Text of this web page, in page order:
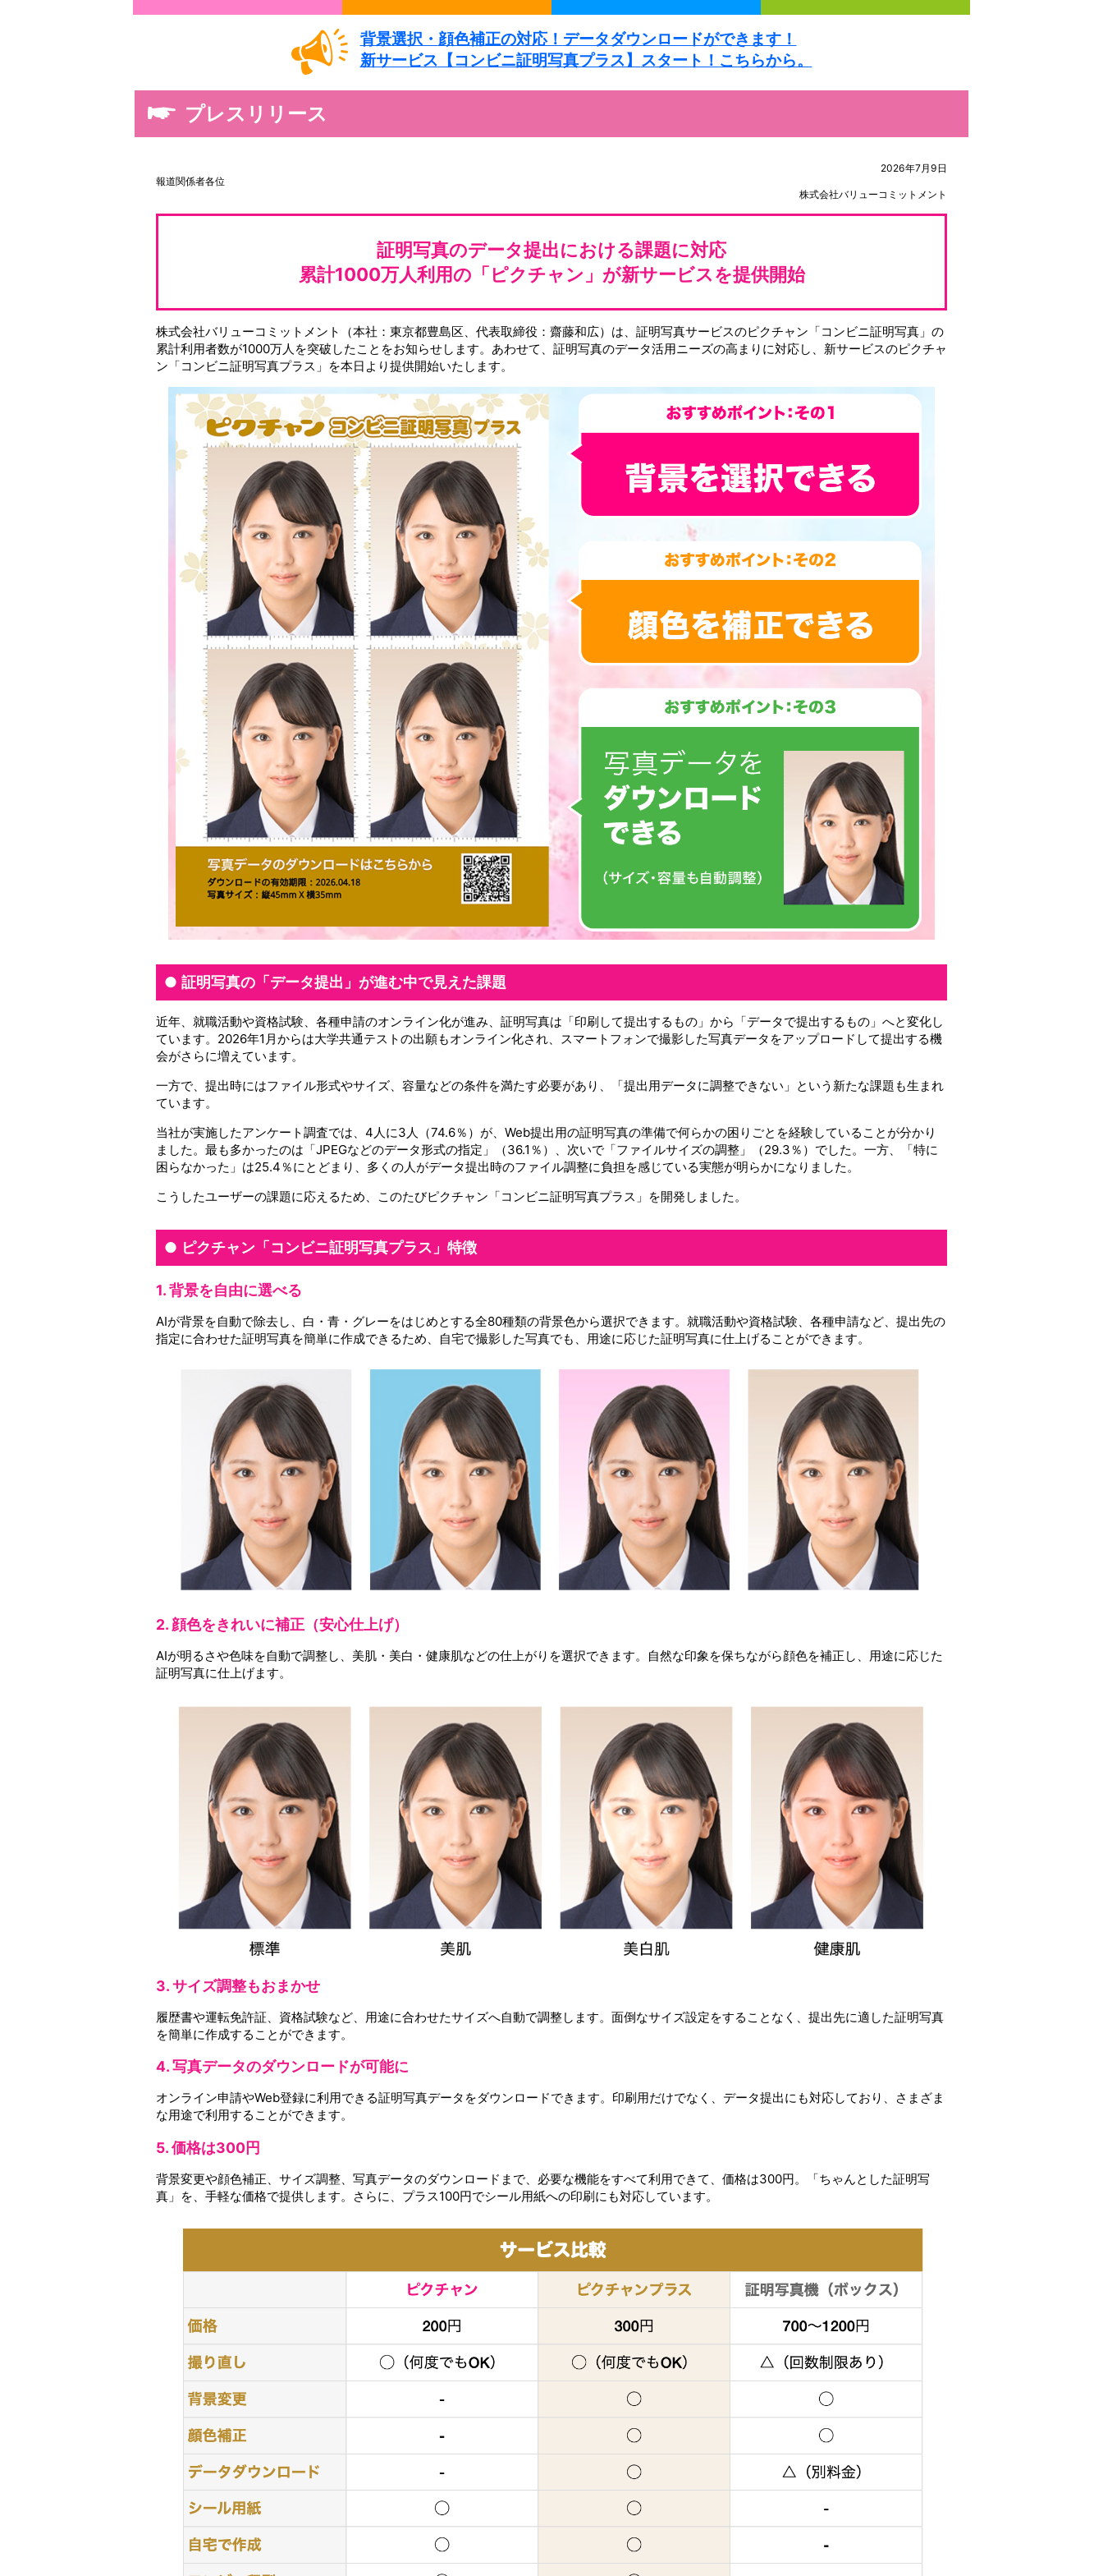
背景選択・ 顔色補正の対応！ データダウンロードができます！
新サービス 【コンビニ証明写真プラス】 スタート！ こちらから。
プレスリリース
2026年7月9日
報道関係者各位
株式会社バリューコミットメント
証明写真のデータ提出における課題に対応
累計1000万人利用の 「ピクチャン」が新サービスを提供開始
株式会社バリューコミットメント（本社：東京都豊島区、代表取締役：齋藤和広）は、証明写真サービスのピクチャン「コンビニ証明写真」の
累計利用者数が1000万人を突破したことをお知らせします。あわせて、証明写真のデータ活用ニーズの高まりに対応し、新サービスのピクチャ
ン「コンビニ証明写真プラス」を本日より提供開始いたします。
証明写真の「データ提出」が進む中で見えた課題
近年、就職活動や資格試験、各種申請のオンライン化が進み、証明写真は「印刷して提出するもの」から「データで提出するもの」へと変化し
ています。2026年1月からは大学共通テストの出願もオンライン化され、スマートフォンで撮影した写真データをアップロードして提出する機
会がさらに増えています。
一方で、提出時にはファイル形式やサイズ、容量などの条件を満たす必要があり、「提出用データに調整できない」という新たな課題も生まれ
ています。
当社が実施したアンケート調査では、4人に3人（74.6％）が、Web提出用の証明写真の準備で何らかの困りごとを経験していることが分かり
ました。最も多かったのは「JPEGなどのデータ形式の指定」（36.1％）、次いで「ファイルサイズの調整」（29.3％）でした。一方、「特に
困らなかった」は25.4％にとどまり、多くの人がデータ提出時のファイル調整に負担を感じている実態が明らかになりました。
こうしたユーザーの課題に応えるため、このたびピクチャン「コンビニ証明写真プラス」を開発しました。
ピクチャン「コンビニ証明写真プラス」特徴
1. 背景を自由に選べる
AIが背景を自動で除去し、白・青・グレーをはじめとする全80種類の背景色から選択できます。就職活動や資格試験、各種申請など、提出先の
指定に合わせた証明写真を簡単に作成できるため、自宅で撮影した写真でも、用途に応じた証明写真に仕上げることができます。
2. 顔色をきれいに補正（安心仕上げ）
AIが明るさや色味を自動で調整し、美肌・美白・健康肌などの仕上がりを選択できます。自然な印象を保ちながら顔色を補正し、用途に応じた
証明写真に仕上げます。
3. サイズ調整もおまかせ
履歴書や運転免許証、資格試験など、用途に合わせたサイズへ自動で調整します。面倒なサイズ設定をすることなく、提出先に適した証明写真
を簡単に作成することができます。
4. 写真データのダウンロードが可能に
オンライン申請やWeb登録に利用できる証明写真データをダウンロードできます。印刷用だけでなく、データ提出にも対応しており、さまざま
な用途で利用することができます。
5. 価格は300円
背景変更や顔色補正、サイズ調整、写真データのダウンロードまで、必要な機能をすべて利用できて、価格は300円。「ちゃんとした証明写
真」を、手軽な価格で提供します。さらに、プラス100円でシール用紙への印刷にも対応しています。